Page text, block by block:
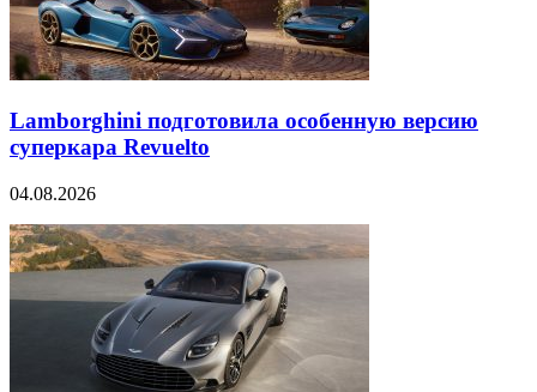
Lamborghini подготовила особенную версию
суперкара Revuelto
04.08.2026